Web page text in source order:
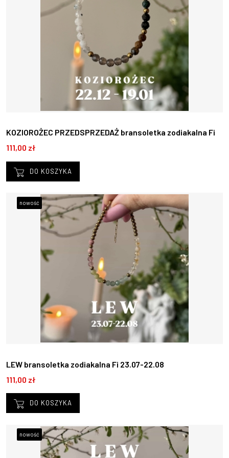
KOZIOROŻEC PRZEDSPRZEDAŻ bransoletka zodiakalna Fi
22.12 - 19.01
111,00 zł
DO KOSZYKA
LEW bransoletka zodiakalna Fi 23.07-22.08
111,00 zł
DO KOSZYKA
nowość
nowość